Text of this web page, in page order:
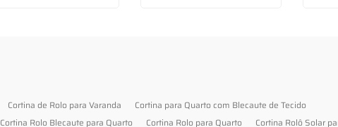
Cortina de Rolo para Varanda
Cortina para Quarto com Blecaute de Tecido
Cortina Rolo Blecaute para Quarto Cortina Rolo para Quarto
Cortina Rolô Solar